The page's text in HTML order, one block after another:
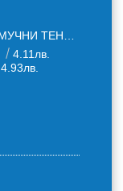
4.11лв.
4.93лв.